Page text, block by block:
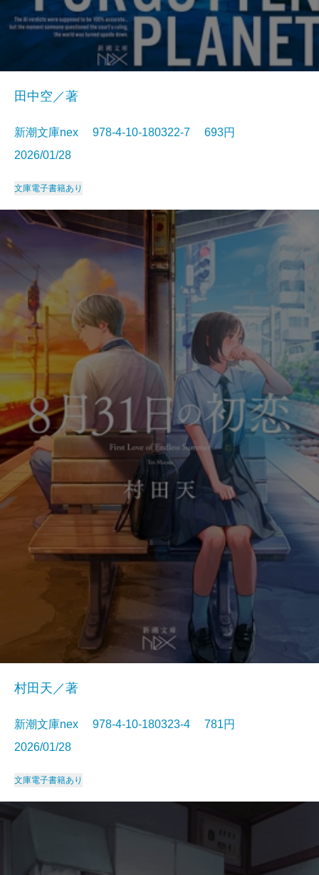
田中空／著
新潮文庫nex 978-4-10-180322-7 693円
2026/01/28
文庫電子書籍あり
村田天／著
新潮文庫nex 978-4-10-180323-4 781円
2026/01/28
文庫電子書籍あり